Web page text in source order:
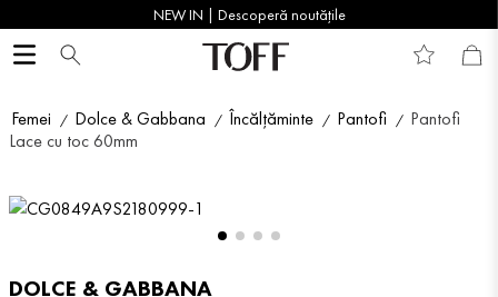
NEW IN | Descoperă noutățile
Femei Dolce & Gabbana Încălțăminte Pantofi
Pantofi
Lace cu toc 60mm
DOLCE & GABBANA